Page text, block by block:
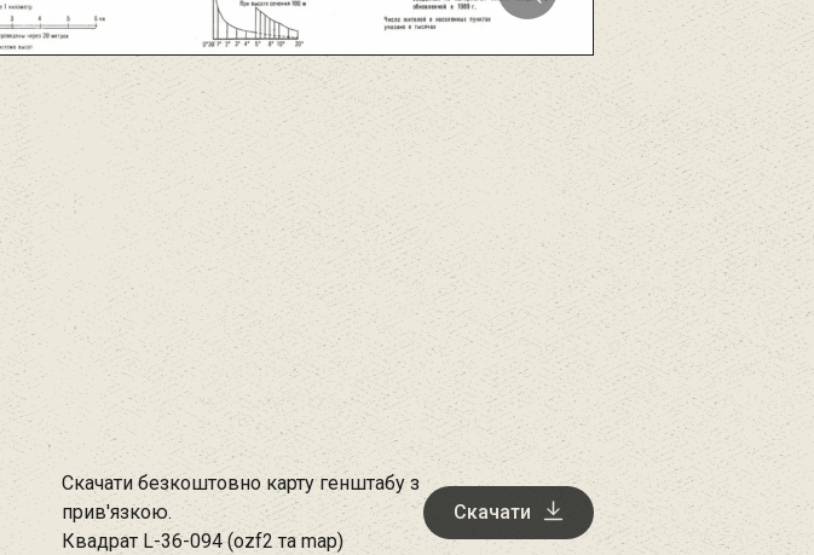
Скачати безкоштовно карту генштабу з
прив'язкою.
Квадрат L-36-094 (ozf2 та map)
Скачати